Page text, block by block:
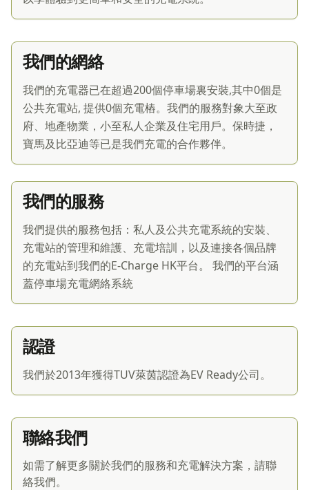
我們的網絡
我們的充電器已在超過200個停車場裏安裝,其中0個是
公共充電站, 提供0個充電樁。我們的服務對象大至政
府、地產物業，小至私人企業及住宅用戶。保時捷，
寶馬及比亞迪等已是我們充電的合作夥伴。
我們的服務
我們提供的服務包括：私人及公共充電系統的安裝、
充電站的管理和維護、充電培訓，以及連接各個品牌
的充電站到我們的E-Charge HK平台。 我們的平台涵
蓋停車場充電網絡系統
認證
我們於2013年獲得TUV萊茵認證為EV Ready公司。
聯絡我們
如需了解更多關於我們的服務和充電解決方案，請聯
絡我們。